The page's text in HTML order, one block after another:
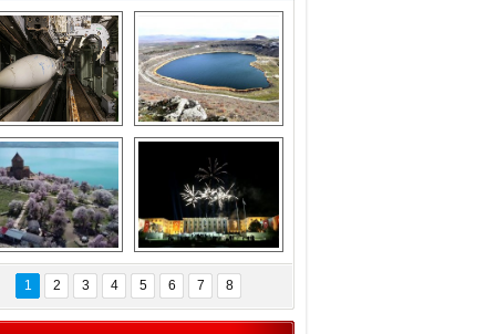
Askeri gemi
terk
gemilerin
etkileyici
görüntüleri
Kapadokya'nın
ilkbaharda bir başka
güzel
kalan
Akdamar Adası
çiçekleri ile
bir güzellik
Haftanın
fotoğrafları
1 2 3 4 5 6 7 8